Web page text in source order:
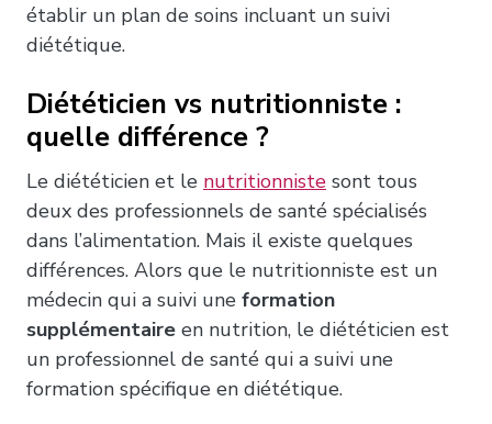
établir un plan de soins incluant un suivi
diététique.
Diététicien vs nutritionniste :
quelle différence ?
Le diététicien et le nutritionniste sont tous
deux des professionnels de santé spécialisés
dans l’alimentation. Mais il existe quelques
différences. Alors que le nutritionniste est un
médecin qui a suivi une formation
supplémentaire en nutrition, le diététicien est
un professionnel de santé qui a suivi une
formation spécifique en diététique.